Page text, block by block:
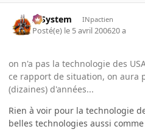
X-System INpactien
Posté(e) le 5 avril 200620 a
on n'a pas la technologie des
ce rapport de situation, on aura
(dizaines) d'années...
Rien à voir pour la technologie
belles technologies aussi comme